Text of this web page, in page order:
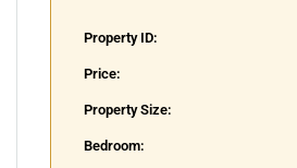
Property ID:
Price:
Property Size:
Bedroom: